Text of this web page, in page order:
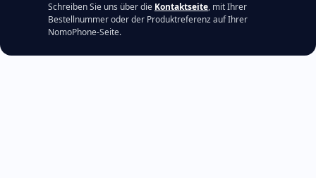
Schreiben Sie uns über die Kontaktseite, mit Ihrer
Bestellnummer oder der Produktreferenz auf Ihrer
NomoPhone-Seite.